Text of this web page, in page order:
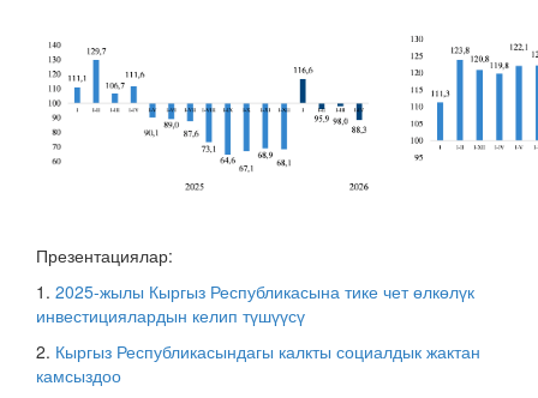
Презентациялар:
1. 2025-жылы Кыргыз Республикасына тике чет өлкөлүк
инвестициялардын келип түшүүсү
2. Кыргыз Республикасындагы калкты социалдык жактан
камсыздоо